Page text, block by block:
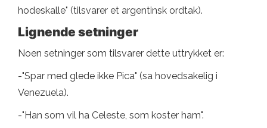
hodeskalle" (tilsvarer et argentinsk ordtak).
Lignende setninger
Noen setninger som tilsvarer dette uttrykket er:
-"Spar med glede ikke Pica" (sa hovedsakelig i
Venezuela).
-"Han som vil ha Celeste, som koster ham".